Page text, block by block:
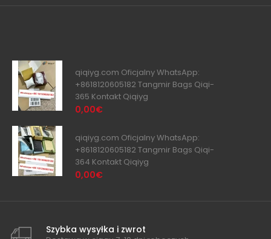
qiqiyg.com Oficjalny WhatsApp:
+8618120605182 Tangmir Bags Qiqi-
365 Kontakt Qiqiyg
0,00€
qiqiyg.com Oficjalny WhatsApp:
+8618120605182 Tangmir Bags Qiqi-
364 Kontakt Qiqiyg
0,00€
Szybka wysyłka i zwrot